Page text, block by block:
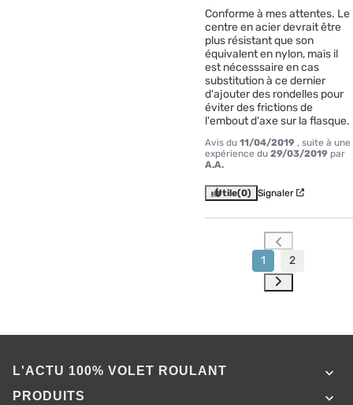
Conforme à mes attentes. Le
centre en acier devrait être
plus résistant que son
équivalent en nylon, mais il
est nécesssaire en cas
substitution à ce dernier
d'ajouter des rondelles pour
éviter des frictions de
l'embout d'axe sur la flasque.
Avis du 11/04/2019 , suite à une
expérience du 29/03/2019 par
A.A.
Utile(0) Signaler
1 2
L'ACTU 100%VOLET ROULANT 
PRODUITS 